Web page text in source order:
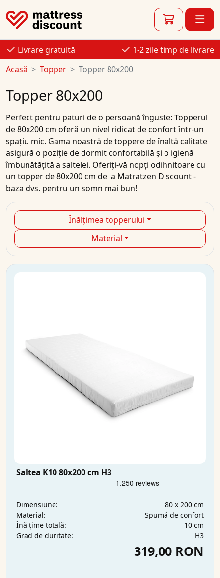
Livrare gratuită
1-2 zile timp de livrare
Acasă
Topper Topper 80x200
Topper 80x200
Perfect pentru paturi de o persoană înguste: Topperul
de 80x200 cm oferă un nivel ridicat de confort într-un
spațiu mic. Gama noastră de toppere de înaltă calitate
asigură o poziție de dormit confortabilă și o igienă
îmbunătățită a saltelei. Oferiți-vă nopți odihnitoare cu
un topper de 80x200 cm de la Matratzen Discount -
baza dvs. pentru un somn mai bun!
Înălțimea topperului
Material
Saltea K10 80x200 cm H3
Dimensiune:
80 x 200 cm
Material:
Spumă de confort
Înălțime totală:
10 cm
Grad de duritate:
H3
319,00 RON